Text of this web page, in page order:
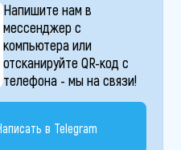
Напишите нам в
мессенджер с
компьютера или
отсканируйте QR-код с
телефона - мы на связи!
в Telegram